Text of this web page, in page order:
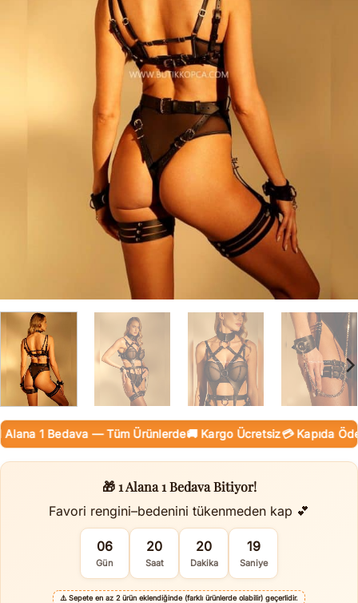
1 Bedava — Tüm Ürünlerde🚚 Kargo Ücretsiz💳 Kapıda
🎁 1 Alana 1 Bedava Bitiyor!
Favori rengini–bedenini tükenmeden kap 💕
06
Gün
20
Saat
20
Dakika
19
Saniye
⚠️ Sepete en az 2 ürün eklendiğinde (farklı ürünlerde olabilir) geçerlidir.